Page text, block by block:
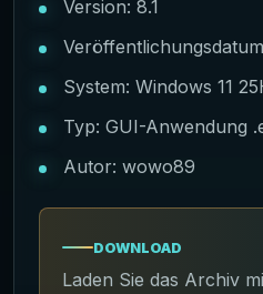
Version: 8.1
System: Windows 11
Typ: GUI-Anwendung
Autor: wowo89
DOWNLOAD
Laden Sie das Archiv